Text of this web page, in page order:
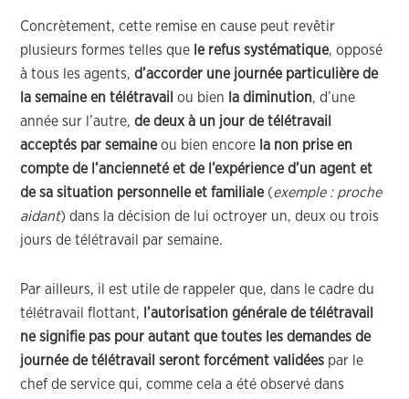
Concrètement, cette remise en cause peut revêtir
plusieurs formes telles que le refus systématique, opposé
à tous les agents,d’accorder une journée particulière de
la semaine en télétravail ou bien la diminution, d’une
année sur l’autre,de deux à un jour de télétravail
acceptés par semaineou bien encore la non prise en
compte de l’ancienneté et de l’expérience d’un agent et
de sa situation personnelle et familiale(exemple : proche
aidant) dans la décision de lui octroyer un, deux ou trois
jours de télétravail par semaine.
Par ailleurs, il est utile de rappeler que, dans le cadre du
télétravail flottant, l’autorisation générale de télétravail
ne signifie pas pour autant que toutes les demandes de
journée de télétravail seront forcément validées par le
chef de service qui, comme cela a été observé dans